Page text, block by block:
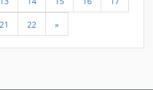
21 22 »